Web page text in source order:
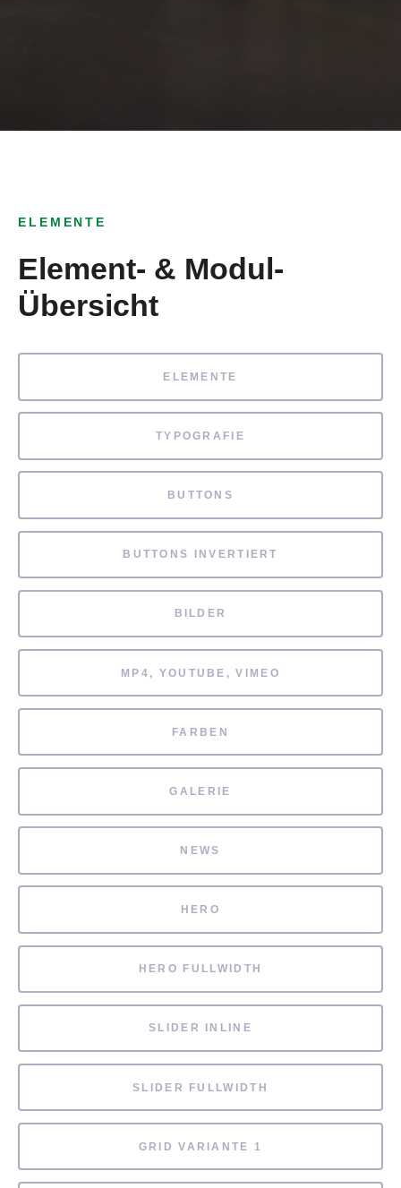
ELEMENTE
Element- & Modul-
Übersicht
ELEMENTE
TYPOGRAFIE
BUTTONS
BUTTONS INVERTIERT
BILDER
MP4, YOUTUBE, VIMEO
FARBEN
GALERIE
NEWS
HERO
HERO FULLWIDTH
SLIDER INLINE
SLIDER FULLWIDTH
GRID VARIANTE 1